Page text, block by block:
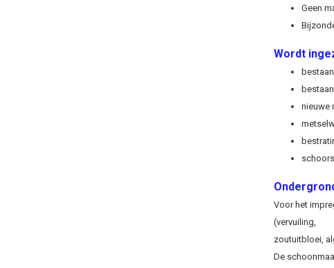
Geen
Wordt
nieuwe
Voor het
(vervuiling,
zoutuitbloei,
De